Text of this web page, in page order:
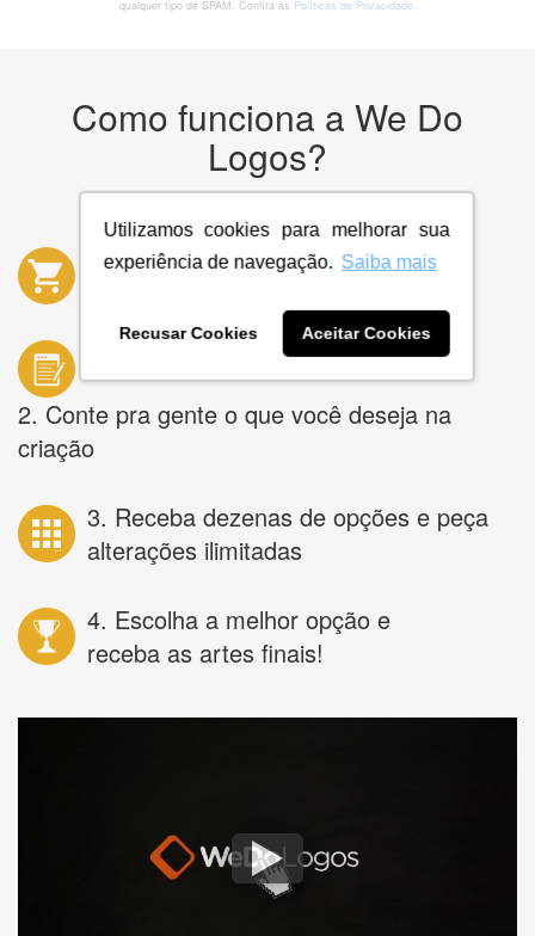
Utilizamos cookies para melhorar sua
experiência de navegação. Saiba mais
Recusar Cookies Aceitar Cookies
qualquer tipo de SPAM. Confira as Políticas de Privacidade.
Como funciona a We Do
Logos?
1. Escolha um de nossos produtos
2. Conte pra gente o que você deseja na
criação
3. Receba dezenas de opções e peça
alterações ilimitadas
4. Escolha a melhor opção e
receba as artes finais!